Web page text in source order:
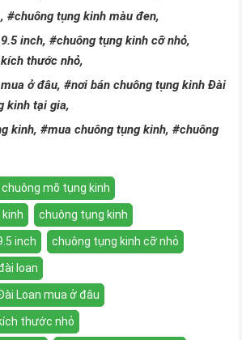
#chuông tụng kinh màu đen,
inch, #chuông tụng kinh cỡ nhỏ,
thước nhỏ,
ở đâu, #nơi bán chuông tụng kinh Đài
kinh tại gia,
kinh, #mua chuông tụng kinh, #chuông
chuông mõ tụng kinh
chuông tụng kinh
inch chuông tụng kinh cỡ nhỏ
loan
Loan mua ở đâu
thước nhỏ